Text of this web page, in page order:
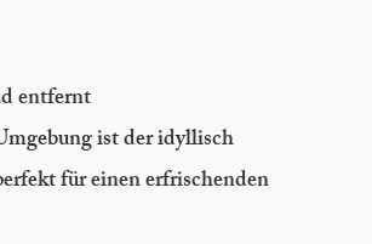
entfernt
ist der idyllisch
für einen erfrischenden